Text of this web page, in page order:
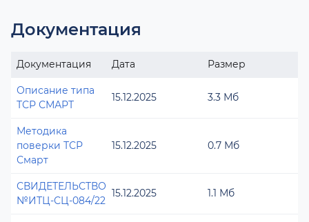
Документация
Документация Дата Размер
Описание типа
ТСР СМАРТ
15.12.2025 3.3 Мб
Методика
поверки ТСР
Смарт
15.12.2025 0.7 Мб
СВИДЕТЕЛЬСТВО
№ИТЦ-СЦ-084/22
15.12.2025 1.1 Мб